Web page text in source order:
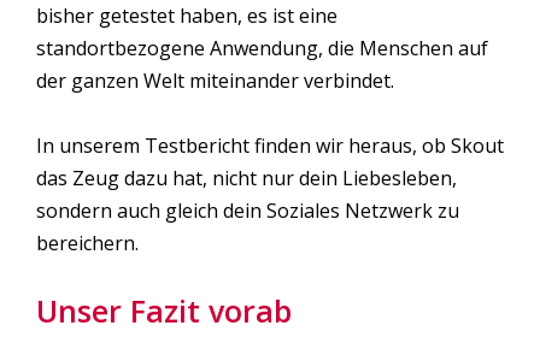
bisher getestet haben, es ist eine
standortbezogene Anwendung, die Menschen auf
der ganzen Welt miteinander verbindet.
In unserem Testbericht finden wir heraus, ob Skout
das Zeug dazu hat, nicht nur dein Liebesleben,
sondern auch gleich dein Soziales Netzwerk zu
bereichern.
Unser Fazit vorab